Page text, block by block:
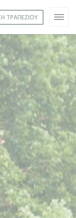
ΤΡΑΠΕΖΙΟΎ